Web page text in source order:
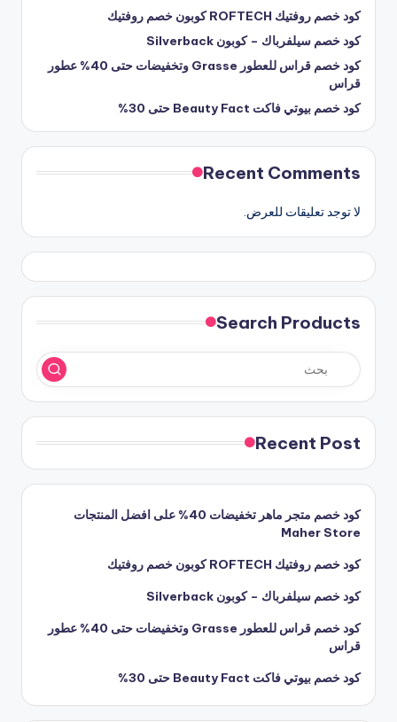
كود خصم روفتيك ROFTECH كوبون خصم روفتيك
كود خصم سيلفرباك – كوبون Silverback
كود خصم قراس للعطور Grasse وتخفيضات حتى 40% عطور
قراس
كود خصم بيوتي فاكت Beauty Fact حتى 30%
Recent Comments
لا توجد تعليقات للعرض.
Search Products
Recent Post
كود خصم متجر ماهر تخفيضات 40% على افضل المنتجات
Maher Store
كود خصم روفتيك ROFTECH كوبون خصم روفتيك
كود خصم سيلفرباك – كوبون Silverback
كود خصم قراس للعطور Grasse وتخفيضات حتى 40% عطور
قراس
كود خصم بيوتي فاكت Beauty Fact حتى 30%